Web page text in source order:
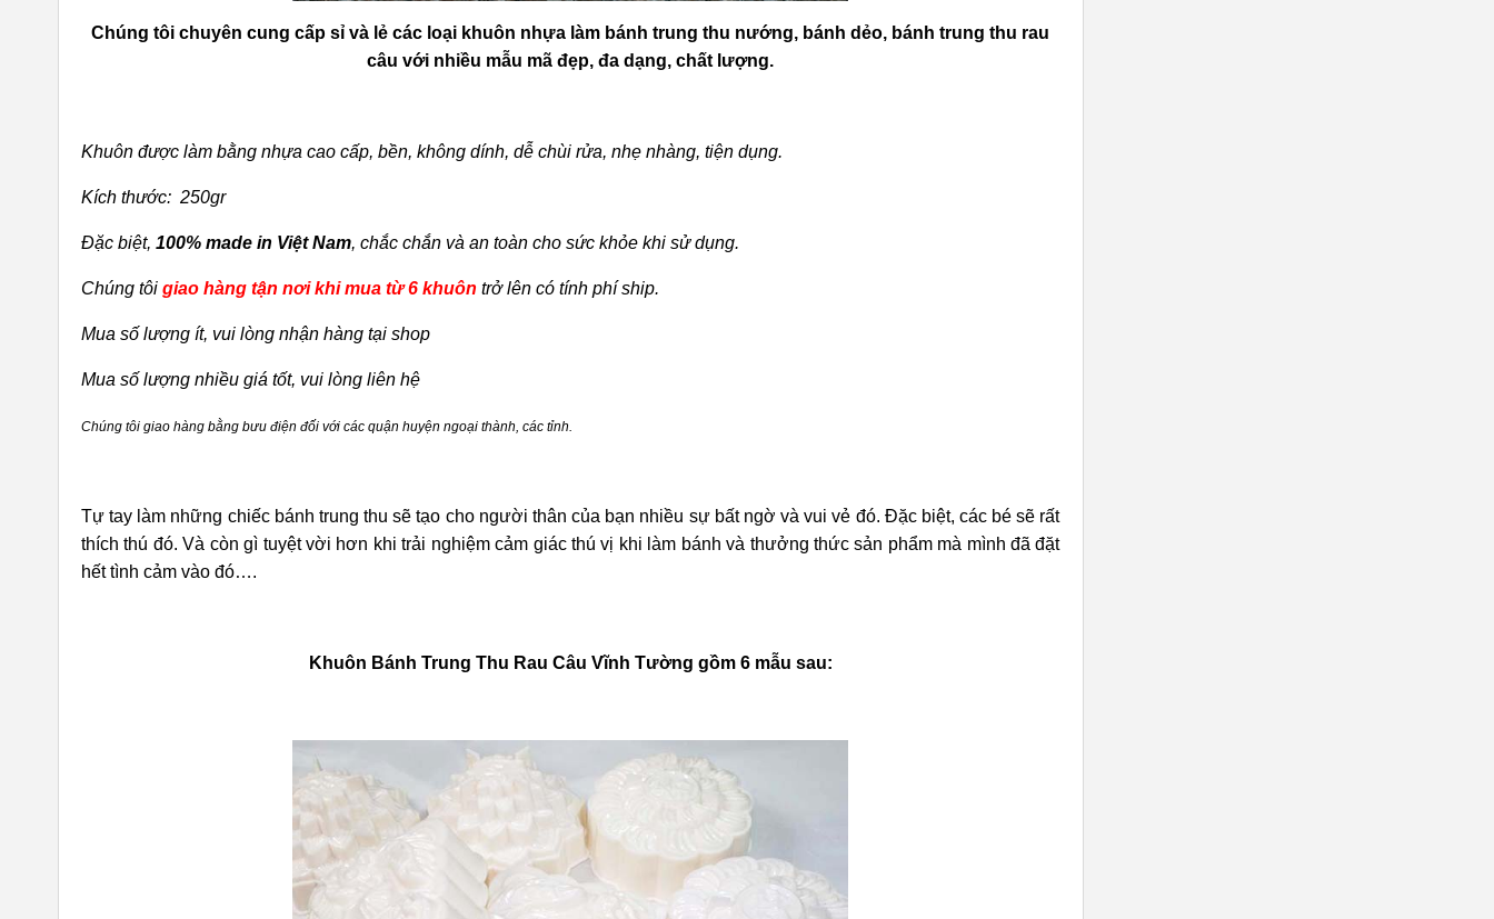
Chúng tôi chuyên cung cấp sỉ và lẻ các loại khuôn nhựa làm bánh trung thu nướng, bánh dẻo, bánh trung thu rau
câu với nhiều mẫu mã đẹp, đa dạng, chất lượng.
Khuôn được làm bằng nhựa cao cấp, bền, không dính, dễ chùi rửa, nhẹ nhàng, tiện dụng.
Kích thước: 250gr
Đặc biệt, 100% made in Việt Nam, chắc chắn và an toàn cho sức khỏe khi sử dụng.
Chúng tôi giao hàng tận nơi khi mua từ 6 khuôn trở lên có tính phí ship.
Mua số lượng ít, vui lòng nhận hàng tại shop
Mua số lượng nhiều giá tốt, vui lòng liên hệ
Chúng tôi giao hàng bằng bưu điện đối với các quận huyện ngoại thành, các tỉnh.
Tự tay làm những chiếc bánh trung thu sẽ tạo cho người thân của bạn nhiều sự bất ngờ và vui vẻ đó. Đặc biệt, các bé sẽ rất
thích thú đó. Và còn gì tuyệt vời hơn khi trải nghiệm cảm giác thú vị khi làm bánh và thưởng thức sản phẩm mà mình đã đặt
hết tình cảm vào đó….
Khuôn Bánh Trung Thu Rau Câu Vĩnh Tường gồm 6 mẫu sau: